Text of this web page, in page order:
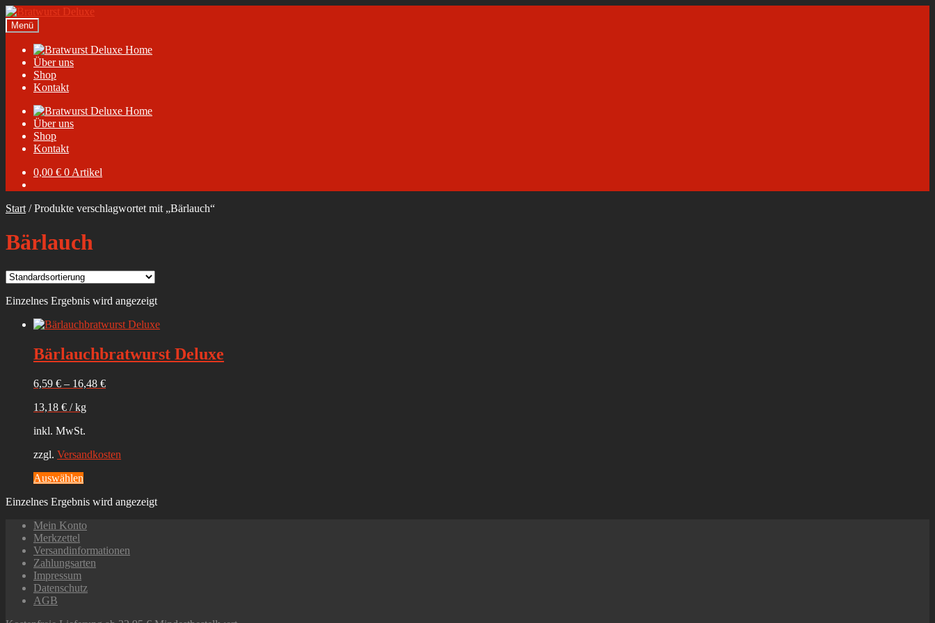
Zur
Navigation
springen
Zum
Inhalt
springen
Menü
Home
Über uns
Shop
Kontakt
Home
Über uns
Shop
Kontakt
0,00 € 0 Artikel
Start /Produkte verschlagwortet mit „Bärlauch“
Bärlauch
Einzelnes Ergebnis wird angezeigt
Bärlauchbratwurst Deluxe
6,59 € – 16,48 €
13,18 € /kg
inkl. MwSt.
zzgl. Versandkosten
Auswählen
weist
Varianten
Die
Optionen
auf
Einzelnes Ergebnis wird angezeigt
Mein Konto
Merkzettel
Versandinformationen
Zahlungsarten
Impressum
Datenschutz
AGB